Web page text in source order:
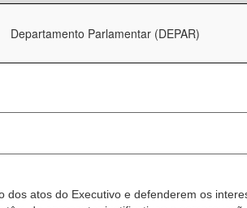
Departamento Parlamentar (DEPAR)
atos do Executivo e defenderem os